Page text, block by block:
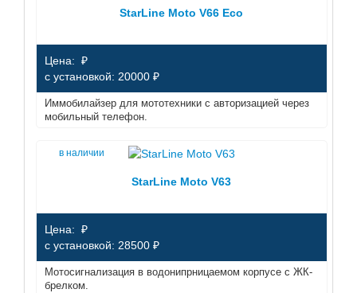
StarLine Moto V66 Eco
Цена: ₽
с установкой: 20000 ₽
Иммобилайзер для мототехники с авторизацией через
мобильный телефон.
в наличии
StarLine Moto V63
Цена: ₽
с установкой: 28500 ₽
Мотосигнализация в водонипрницаемом корпусе с ЖК-
брелком.